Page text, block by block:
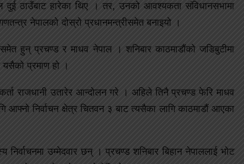
दुई ठाउँबाट हारेका थिए । तर, उनको आवश्यकता संविधानसभामा
नेपालको दोस्रो प्रधानमन्त्रीसमेत बनाइयो ।
हुन् प्रचण्ड र माधव नेपाल । शनिबार काठमाडौंको जडिबुटीमा
प्रमाण हो ।
राजधानी उतारेर आन्दोलन गरे । अहिले तिनै प्रचण्ड फेरि माधव
निर्वाचन क्षेत्र चितवन ३ बाट त्यसैका लागि काठमाडौं आएका
निर्वाचनमा उम्मेदवार छन् । प्रचण्ड शनिबार बिहान नेपाललाई भोट